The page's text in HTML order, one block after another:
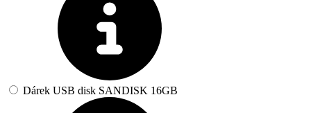
Dárek USB disk SANDISK 16GB